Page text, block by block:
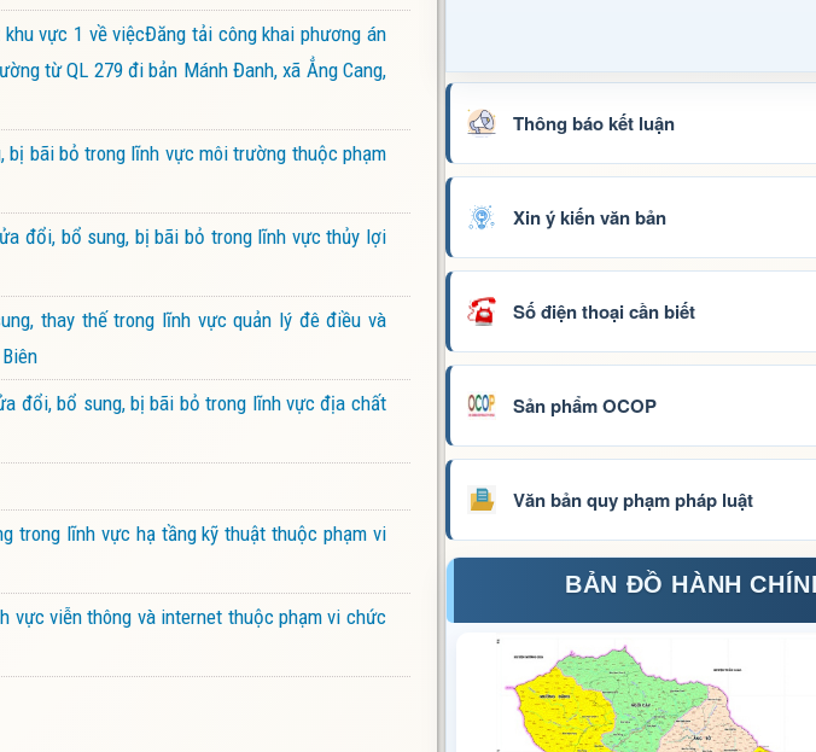
vực 1 về việcĐăng tải công khai phương án
từ QL 279 đi bản Mánh Đanh, xã Ẳng Cang,
bị bãi bỏ trong lĩnh vực môi trường thuộc phạm
đổi, bổ sung, bị bãi bỏ trong lĩnh vực thủy lợi
thay thế trong lĩnh vực quản lý đê điều và
đổi, bổ sung, bị bãi bỏ trong lĩnh vực địa chất
trong lĩnh vực hạ tầng kỹ thuật thuộc phạm vi
vực viễn thông và internet thuộc phạm vi chức
Thông báo kết luận
Xin ý kiến văn bản
Số điện thoại cần biết
Sản phẩm OCOP
Văn bản quy phạm pháp luật
BẢN ĐỒ HÀNH